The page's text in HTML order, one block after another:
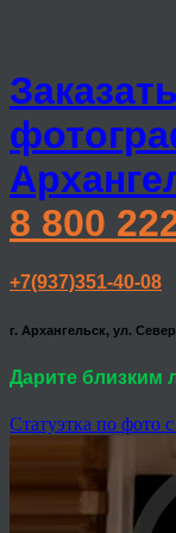
8 800
+7(937)351-40-08
г. Архангельск, ул.
Дарите близким
Статуэтка по фото